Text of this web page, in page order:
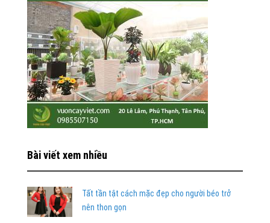
Bài viết xem nhiều
Tất tần tật cách mặc đẹp cho người béo trở
nên thon gọn